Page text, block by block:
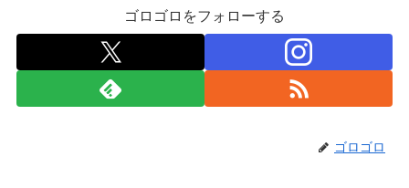
ゴロゴロをフォローする
ゴロゴロ